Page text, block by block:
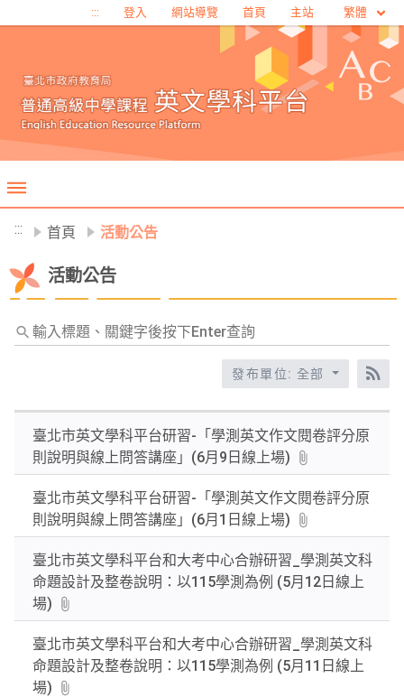
移至網頁之主要內容區位置
::: 登入 網站導覽 首頁 主站 繁體
::: 首頁 活動公告
活動公告
輸
入
關
後
Enter
發布單位: 全部
臺北市英文學科平台研習-「學測英文作文閱卷評分原
則說明與線上問答講座」(6月9日線上場)
臺北市英文學科平台研習-「學測英文作文閱卷評分原
則說明與線上問答講座」(6月1日線上場)
臺北市英文學科平台和大考中心合辦研習_學測英文科
命題設計及整卷說明：以115學測為例 (5月12日線上
場)
臺北市英文學科平台和大考中心合辦研習_學測英文科
命題設計及整卷說明：以115學測為例 (5月11日線上
場)